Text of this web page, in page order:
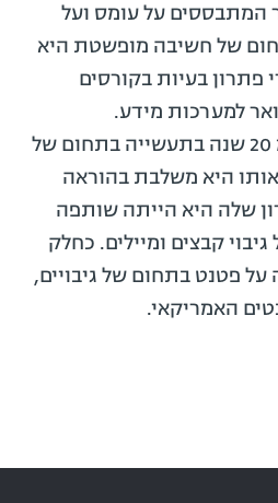
המתבססים על עומס ועל
של חשיבה מופשטת היא
בעיות בקורסים
למערכות מידע.
לאורלי ניסיון של יותר מ 20 שנה בתעשייה בתחום של
היא משלבת בהוראה
שלה היא הייתה שותפה
קבצים ומיילים. כחלק
פטנט בתחום של גיבויים,
האמריקאי.